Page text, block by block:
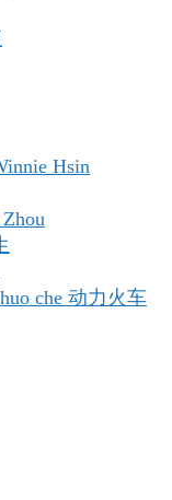
Hsin
che 动力火车